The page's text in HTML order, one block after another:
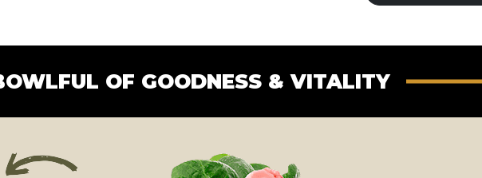
OF GOODNESS & VITALITY